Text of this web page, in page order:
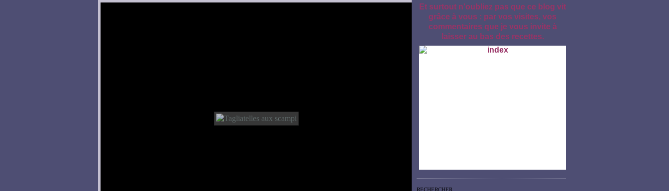
Et surtout n'oubliez pas que ce blog vit
grâce à vous : par vos visites, vos
commentaires que je vous invite à
laisser au bas des recettes.
RECHERCHER